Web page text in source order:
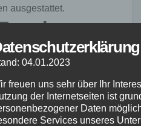
ausgestattet.
Surly
All-Terrain-Reifen, der
04.01.2023
freuen uns sehr über Ihr
der Internetseiten ist
Daten
Services unseres